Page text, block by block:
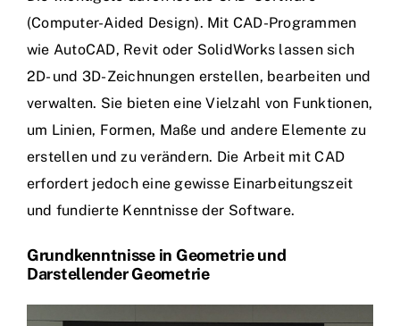
(Computer-Aided Design). Mit CAD-Programmen
wie AutoCAD, Revit oder SolidWorks lassen sich
2D- und 3D-Zeichnungen erstellen, bearbeiten und
verwalten. Sie bieten eine Vielzahl von Funktionen,
um Linien, Formen, Maße und andere Elemente zu
erstellen und zu verändern. Die Arbeit mit CAD
erfordert jedoch eine gewisse Einarbeitungszeit
und fundierte Kenntnisse der Software.
Grundkenntnisse in Geometrie und
Darstellender Geometrie